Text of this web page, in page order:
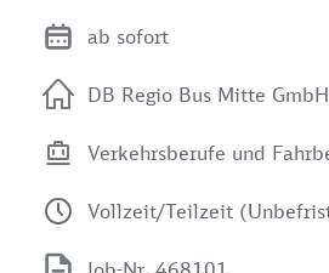
ab sofort
DB Regio Bus Mitte GmbH
Verkehrsberufe und
Vollzeit/Teilzeit